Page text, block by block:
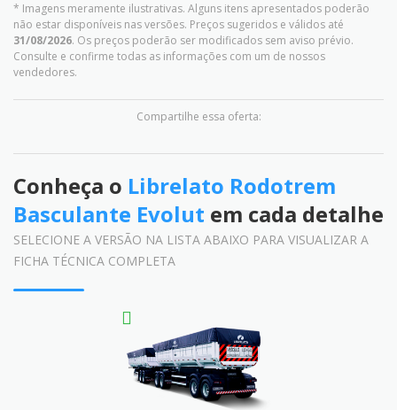
* Imagens meramente ilustrativas. Alguns itens apresentados poderão
não estar disponíveis nas versões. Preços sugeridos e válidos até
31/08/2026. Os preços poderão ser modificados sem aviso prévio.
Consulte e confirme todas as informações com um de nossos
vendedores.
Compartilhe essa oferta:
Conheça o Librelato Rodotrem
Basculante Evolut em cada detalhe
SELECIONE A VERSÃO NA LISTA ABAIXO PARA VISUALIZAR A
FICHA TÉCNICA COMPLETA